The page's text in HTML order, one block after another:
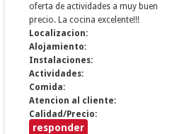
oferta de actividades a muy buen
precio. La cocina excelente!!!
Localizacion:
Alojamiento:
Instalaciones:
Actividades:
Comida:
Atencion al cliente:
Calidad/Precio:
responder